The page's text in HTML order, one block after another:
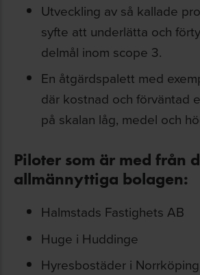
Utveckling av så kallade
syfte att underlätta och
delmål inom scope 3.
En åtgärdspalett med
där kostnad och förväntad
på skalan låg, medel och
Piloter som är med från
allmännyttiga bolagen:
Halmstads Fastighets AB
Huge i Huddinge
Hyresbostäder i Norrköping